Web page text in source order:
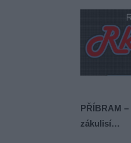
PŘÍBRAM –
zákulisí…